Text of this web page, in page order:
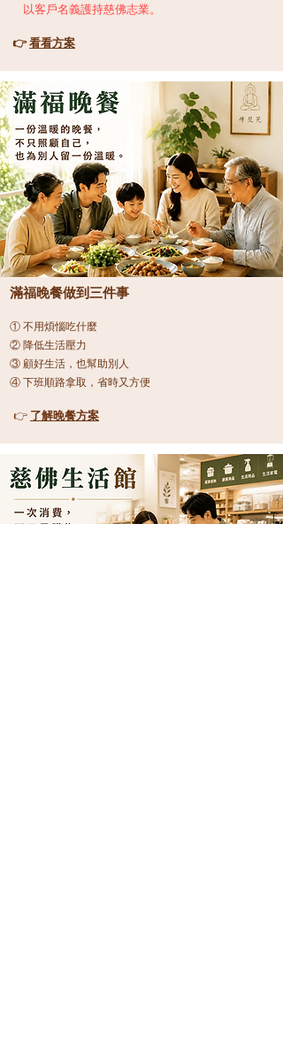
以客戶名義護持慈佛志業。
👉看看方案
滿福晚餐做到三件事
① 不用煩惱吃什麼
② 降低生活壓力
③ 顧好生活，也幫助別人
④ 下班順路拿取，省時又方便
👉 了解晚餐方案